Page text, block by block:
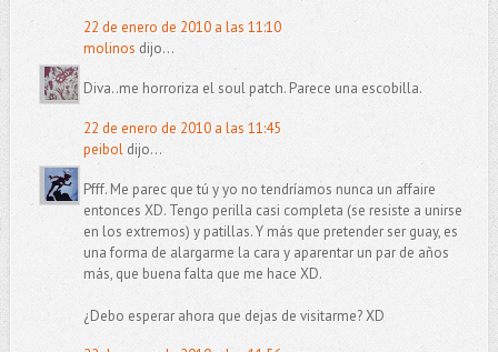
22 de enero de 2010 a las 11:10
molinos dijo...
Diva..me horroriza el soul patch. Parece una escobilla.
22 de enero de 2010 a las 11:45
peiboldijo...
Pfff. Me parec que tú y yo no tendríamos nunca un affaire
entonces XD. Tengo perilla casi completa (se resiste a unirse
en los extremos) y patillas. Y más que pretender ser guay, es
una forma de alargarme la cara y aparentar un par de años
más, que buena falta que me hace XD.
¿Debo esperar ahora que dejas de visitarme? XD